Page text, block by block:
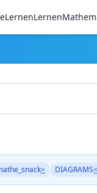
LernenLernen
× DIAGRAMS×